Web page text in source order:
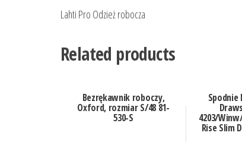
Lahti Pro Odzież robocza
Related products
Bezrękawnik roboczy,
Oxford, rozmiar S/48 81-
530-S
Spodnie
4203/
Rise Slim